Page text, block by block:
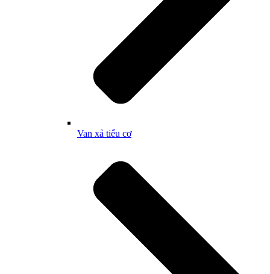
Van xả tiểu cơ